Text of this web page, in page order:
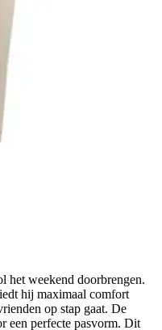
het weekend doorbrengen.
hij maximaal comfort
op stap gaat. De
een perfecte pasvorm. Dit